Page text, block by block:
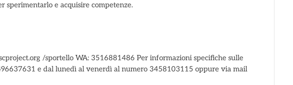
sperimentarlo e acquisire competenze.
/sportello WA: 3516881486 Per informazioni specifiche sulle
e dal lunedì al venerdì al numero 3458103115 oppure via mail